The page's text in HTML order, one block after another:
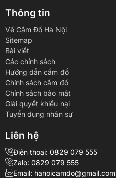
Thông tin
Về Cầm Đồ Hà Nội
Sitemap
Bài viết
Các chính sách
Hướng dẫn cầm đồ
Chính sách cầm đồ
Chính sách bảo mật
Giải quyết khiếu nại
Tuyển dụng nhân sự
Liên hệ
Điện thoại: 0829 079 555
Zalo: 0829 079 555
Email: hanoicamdo@gmail.com